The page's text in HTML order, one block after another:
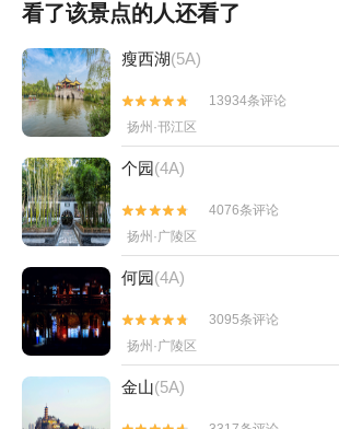
看了该景点的人还看了
瘦西湖(5A)


13934条评论
扬州·邗江区
个园(4A)


4076条评论
扬州·广陵区
何园(4A)


3095条评论
扬州·广陵区
金山(5A)